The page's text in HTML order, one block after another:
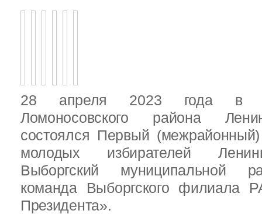
28 апреля 2023 года в
Ломоносовского района
состоялся Первый
молодых избирателей
Выборгский муниципальной
команда Выборгского филиала
Президента».